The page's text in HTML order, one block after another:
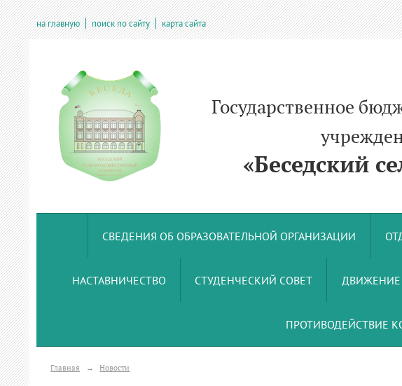
на главную поиск по сайту карта сайта
Государственное
учреждение
«Беседский
СВЕДЕНИЯ ОБ ОБРАЗОВАТЕЛЬНОЙ ОРГАНИЗАЦИИ
НАСТАВНИЧЕСТВО СТУДЕНЧЕСКИЙ СОВЕТ
ПРОТИВОДЕЙСТВИЕ
Главная → Новости